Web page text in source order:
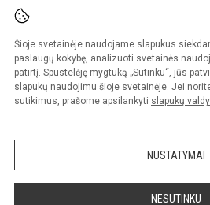
Šioje svetainėje naudojame slapukus
paslaugų kokybę, analizuoti svetainės
patirtį. Spustelėję mygtuką „Sutinku“, jūs
slapukų naudojimu šioje svetainėje. Jei
sutikimus, prašome apsilankyti slapukų
NUSTATYMAI
NESUTINKU
saugomos.
Kopijuoti turinį be raštiško gimnazijos
Prieinamumo paraiška
Sumanus būdas atnaujinti